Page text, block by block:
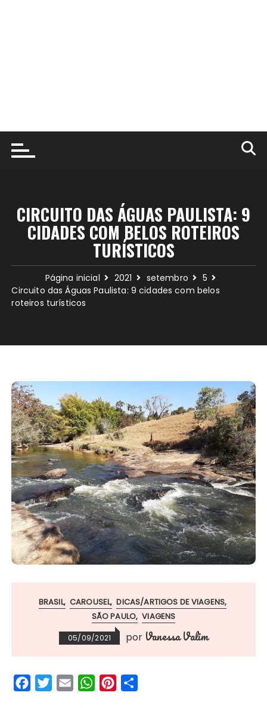
CIRCUITO DAS ÁGUAS PAULISTA: 9
CIDADES COM BELOS ROTEIROS
TURÍSTICOS
Página inicial 2021 setembro
5
Circuito das Águas Paulista: 9 cidades com belos
roteiros turísticos
BRASIL CAROUSEL DICAS/ARTIGOS DE VIAGENS
SÃO PAULO VIAGENS
05/09/2021 por Vanessa Valim
W